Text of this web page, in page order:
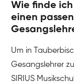
Wie finde
einen
Um in
Gesangslehrer
SIRIUS